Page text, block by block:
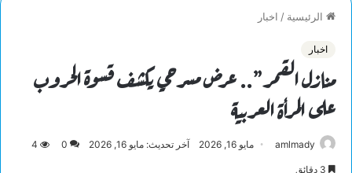
الرئيسية / اخبار
اخبار
منازل القمر”.. عرض مسرحي يكشف قسوة الحروب
على المرأة العربية
amlmady مايو 16, 2026 آخر تحديث: مايو 16, 2026 0
4